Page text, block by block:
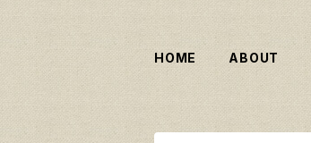
HOME ABOUT